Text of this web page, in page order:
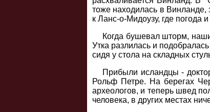
тоже находилась в Винланде,
к Ланс-о-Мидоузу, где погода
Когда бушевал шторм,
Утка разлилась и
сидя у стола на складных
Прибыли исландцы -
Рольф Петре. На берегах
археологов, и теперь швед
человека, в других местах